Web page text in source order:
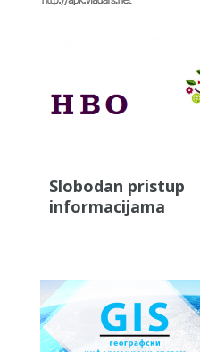
Slobodan pristup
informacijama